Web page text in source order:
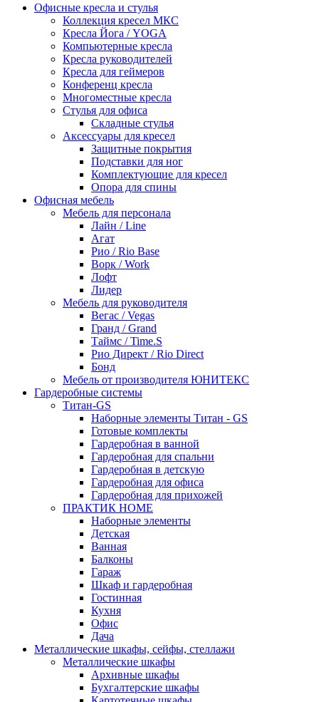
Офисные кресла и стулья
Коллекция кресел МКС
Кресла Йога / YOGA
Компьютерные кресла
Кресла руководителей
Кресла для геймеров
Конференц кресла
Многоместные кресла
Стулья для офиса
Складные стулья
Аксессуары для кресел
Защитные покрытия
Подставки для ног
Комплектующие для кресел
Опора для спины
Офисная мебель
Мебель для персонала
Лайн / Line
Агат
Рио / Rio Base
Ворк / Work
Лофт
Лидер
Мебель для руководителя
Вегас / Vegas
Гранд / Grand
Таймс / Time.S
Рио Директ / Rio Direct
Бонд
Мебель от производителя ЮНИТЕКС
Гардеробные системы
Титан-GS
Наборные элементы Титан - GS
Готовые комплекты
Гардеробная в ванной
Гардеробная для спальни
Гардеробная в детскую
Гардеробная для офиса
Гардеробная для прихожей
ПРАКТИК HOME
Наборные элементы
Детская
Ванная
Балконы
Гараж
Шкаф и гардеробная
Гостинная
Кухня
Офис
Дача
Металлические шкафы, сейфы, стеллажи
Металлические шкафы
Архивные шкафы
Бухгалтерские шкафы